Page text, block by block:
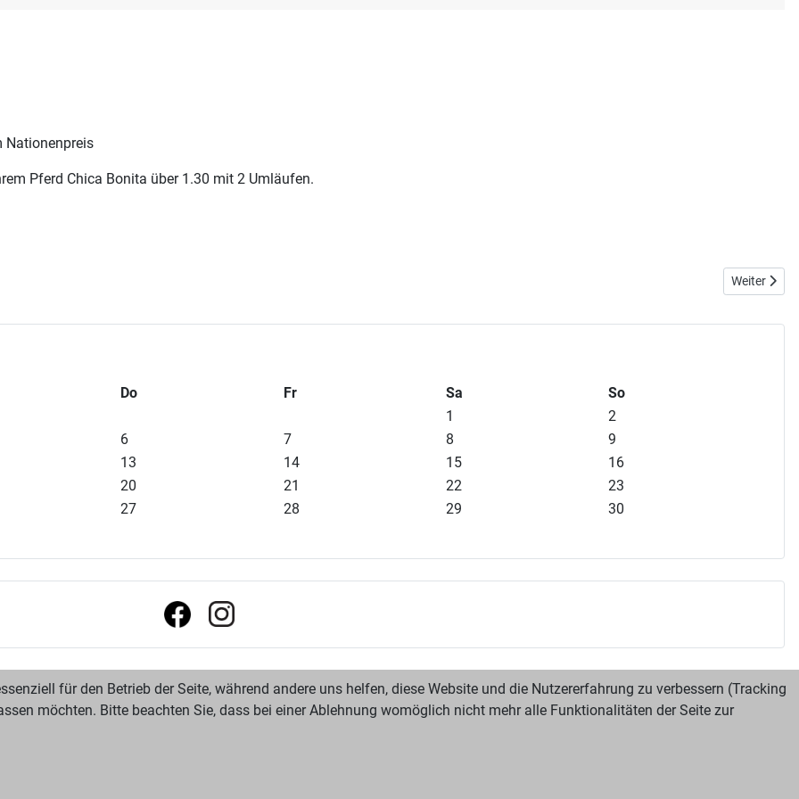
Nationenpreis
Pferd Chica Bonita über 1.30 mit 2 Umläufen.
Nächster
Weiter
Do Fr Sa
So
1
2
6 7 8
9
13 14 15
16
20 21 22
23
27 28 29
30
für den Betrieb der Seite, während andere uns helfen, diese Website und die Nutzererfahrung zu verbessern (Tracking
möchten. Bitte beachten Sie, dass bei einer Ablehnung womöglich nicht mehr alle Funktionalitäten der Seite zur